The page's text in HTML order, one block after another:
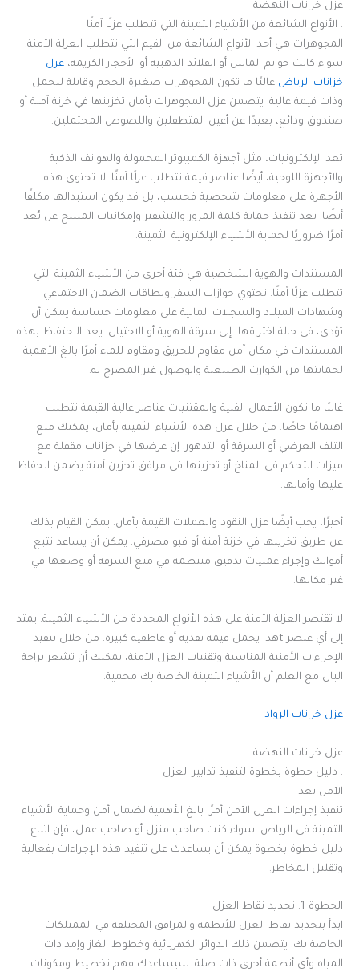
عزل خزانات النهضة
. الأنواع الشائعة من الأشياء الثمينة التي تتطلب عزلًا آمنًا
المجوهرات هي أحد الأنواع الشائعة من القيم التي تتطلب العزلة الآمنة.
سواء كانت خواتم الماس أو القلائد الذهبية أو الأحجار الكريمة، عزل
خزانات الرياض غالبًا ما تكون المجوهرات صغيرة الحجم وقابلة للحمل
وذات قيمة عالية. يتضمن عزل المجوهرات بأمان تخزينها في خزنة آمنة أو
صندوق ودائع، بعيدًا عن أعين المتطفلين واللصوص المحتملين.
تعد الإلكترونيات، مثل أجهزة الكمبيوتر المحمولة والهواتف الذكية
والأجهزة اللوحية، أيضًا عناصر قيمة تتطلب عزلًا آمنًا. لا تحتوي هذه
الأجهزة على معلومات شخصية فحسب، بل قد يكون استبدالها مكلفًا
أيضًا. يعد تنفيذ حماية كلمة المرور والتشفير وإمكانيات المسح عن بُعد
أمرًا ضروريًا لحماية الأشياء الإلكترونية الثمينة.
المستندات والهوية الشخصية هي فئة أخرى من الأشياء الثمينة التي
تتطلب عزلًا آمنًا. تحتوي جوازات السفر وبطاقات الضمان الاجتماعي
وشهادات الميلاد والسجلات المالية على معلومات حساسة يمكن أن
تؤدي، في حالة اختراقها، إلى سرقة الهوية أو الاحتيال. يعد الاحتفاظ بهذه
المستندات في مكان آمن مقاوم للحريق ومقاوم للماء أمرًا بالغ الأهمية
لحمايتها من الكوارث الطبيعية والوصول غير المصرح به.
غالبًا ما تكون الأعمال الفنية والمقتنيات عناصر عالية القيمة تتطلب
اهتمامًا خاصًا. من خلال عزل هذه الأشياء الثمينة بأمان، يمكنك منع
التلف العرضي أو السرقة أو التدهور. إن عرضها في خزانات مقفلة مع
ميزات التحكم في المناخ أو تخزينها في مرافق تخزين آمنة يضمن الحفاظ
عليها وأمانها.
أخيرًا، يجب أيضًا عزل النقود والعملات القيمة بأمان. يمكن القيام بذلك
عن طريق تخزينها في خزنة آمنة أو قبو مصرفي. يمكن أن يساعد تتبع
أموالك وإجراء عمليات تدقيق منتظمة في منع السرقة أو وضعها في
غير مكانها.
لا تقتصر العزلة الآمنة على هذه الأنواع المحددة من الأشياء الثمينة. يمتد
إلى أي عنصر tهذا يحمل قيمة نقدية أو عاطفية كبيرة. من خلال تنفيذ
الإجراءات الأمنية المناسبة وتقنيات العزل الآمنة، يمكنك أن تشعر براحة
البال مع العلم أن الأشياء الثمينة الخاصة بك محمية.
عزل خزانات الرواد
عزل خزانات النهضة
. دليل خطوة بخطوة لتنفيذ تدابير العزل
الآمن يعد
تنفيذ إجراءات العزل الآمن أمرًا بالغ الأهمية لضمان أمن وحماية الأشياء
الثمينة في الرياض. سواء كنت صاحب منزل أو صاحب عمل، فإن اتباع
دليل خطوة بخطوة يمكن أن يساعدك على تنفيذ هذه الإجراءات بفعالية
وتقليل المخاطر.
الخطوة 1: تحديد نقاط العزل
ابدأ بتحديد نقاط العزل للأنظمة والمرافق المختلفة في الممتلكات
الخاصة بك. يتضمن ذلك الدوائر الكهربائية وخطوط الغاز وإمدادات
المياه وأي أنظمة أخرى ذات صلة. سيساعدك فهم تخطيط ومكونات